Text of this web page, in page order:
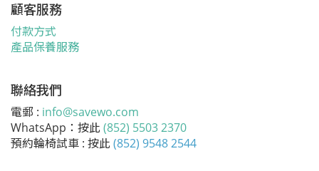
顧客服務
付款方式
產品保養服務
聯絡我們
電郵 : info@savewo.com
WhatsApp：按此 (852) 5503 2370
預約輪椅試車 : 按此 (852) 9548 2544